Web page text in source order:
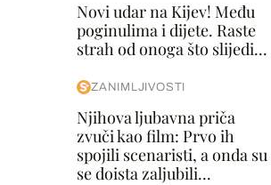
Novi udar na Kijev! Među
poginulima i dijete. Raste
strah od onoga što slijedi...
ZANIMLJIVOSTI
Njihova ljubavna priča
zvuči kao film: Prvo ih
spojili scenaristi, a onda su
se doista zaljubili...